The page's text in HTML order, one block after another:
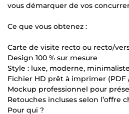
vous démarquer de vos
Ce que vous obtenez :
Carte de visite recto ou recto/
Design 100 % sur mesure
Style : luxe, moderne,
Fichier HD prêt à imprimer (PDF
Mockup professionnel pour
Retouches incluses selon l’offre
Pour qui ?